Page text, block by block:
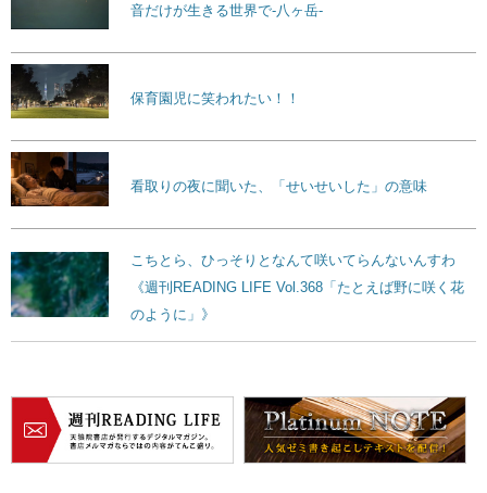
音だけが生きる世界で-八ヶ岳-
保育園児に笑われたい！！
看取りの夜に聞いた、「せいせいした」の意味
こちとら、ひっそりとなんて咲いてらんないんすわ
《週刊READING LIFE Vol.368「たとえば野に咲く花
のように」》